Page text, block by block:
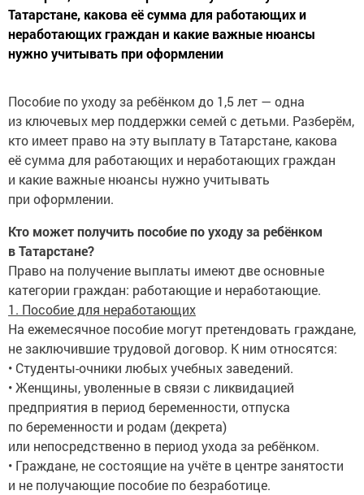
Татарстане, какова её сумма для работающих и
неработающих граждан и какие важные нюансы
нужно учитывать при оформлении
Пособие по уходу за ребёнком до 1,5 лет — одна
из ключевых мер поддержки семей с детьми. Разберём,
кто имеет право на эту выплату в Татарстане, какова
её сумма для работающих и неработающих граждан
и какие важные нюансы нужно учитывать
при оформлении.
Кто может получить пособие по уходу за ребёнком
в Татарстане?
Право на получение выплаты имеют две основные
категории граждан: работающие и неработающие.
1. Пособие для неработающих
На ежемесячное пособие могут претендовать граждане,
не заключившие трудовой договор. К ним относятся:
• Студенты-очники любых учебных заведений.
• Женщины, уволенные в связи с ликвидацией
предприятия в период беременности, отпуска
по беременности и родам (декрета)
или непосредственно в период ухода за ребёнком.
• Граждане, не состоящие на учёте в центре занятости
и не получающие пособие по безработице.